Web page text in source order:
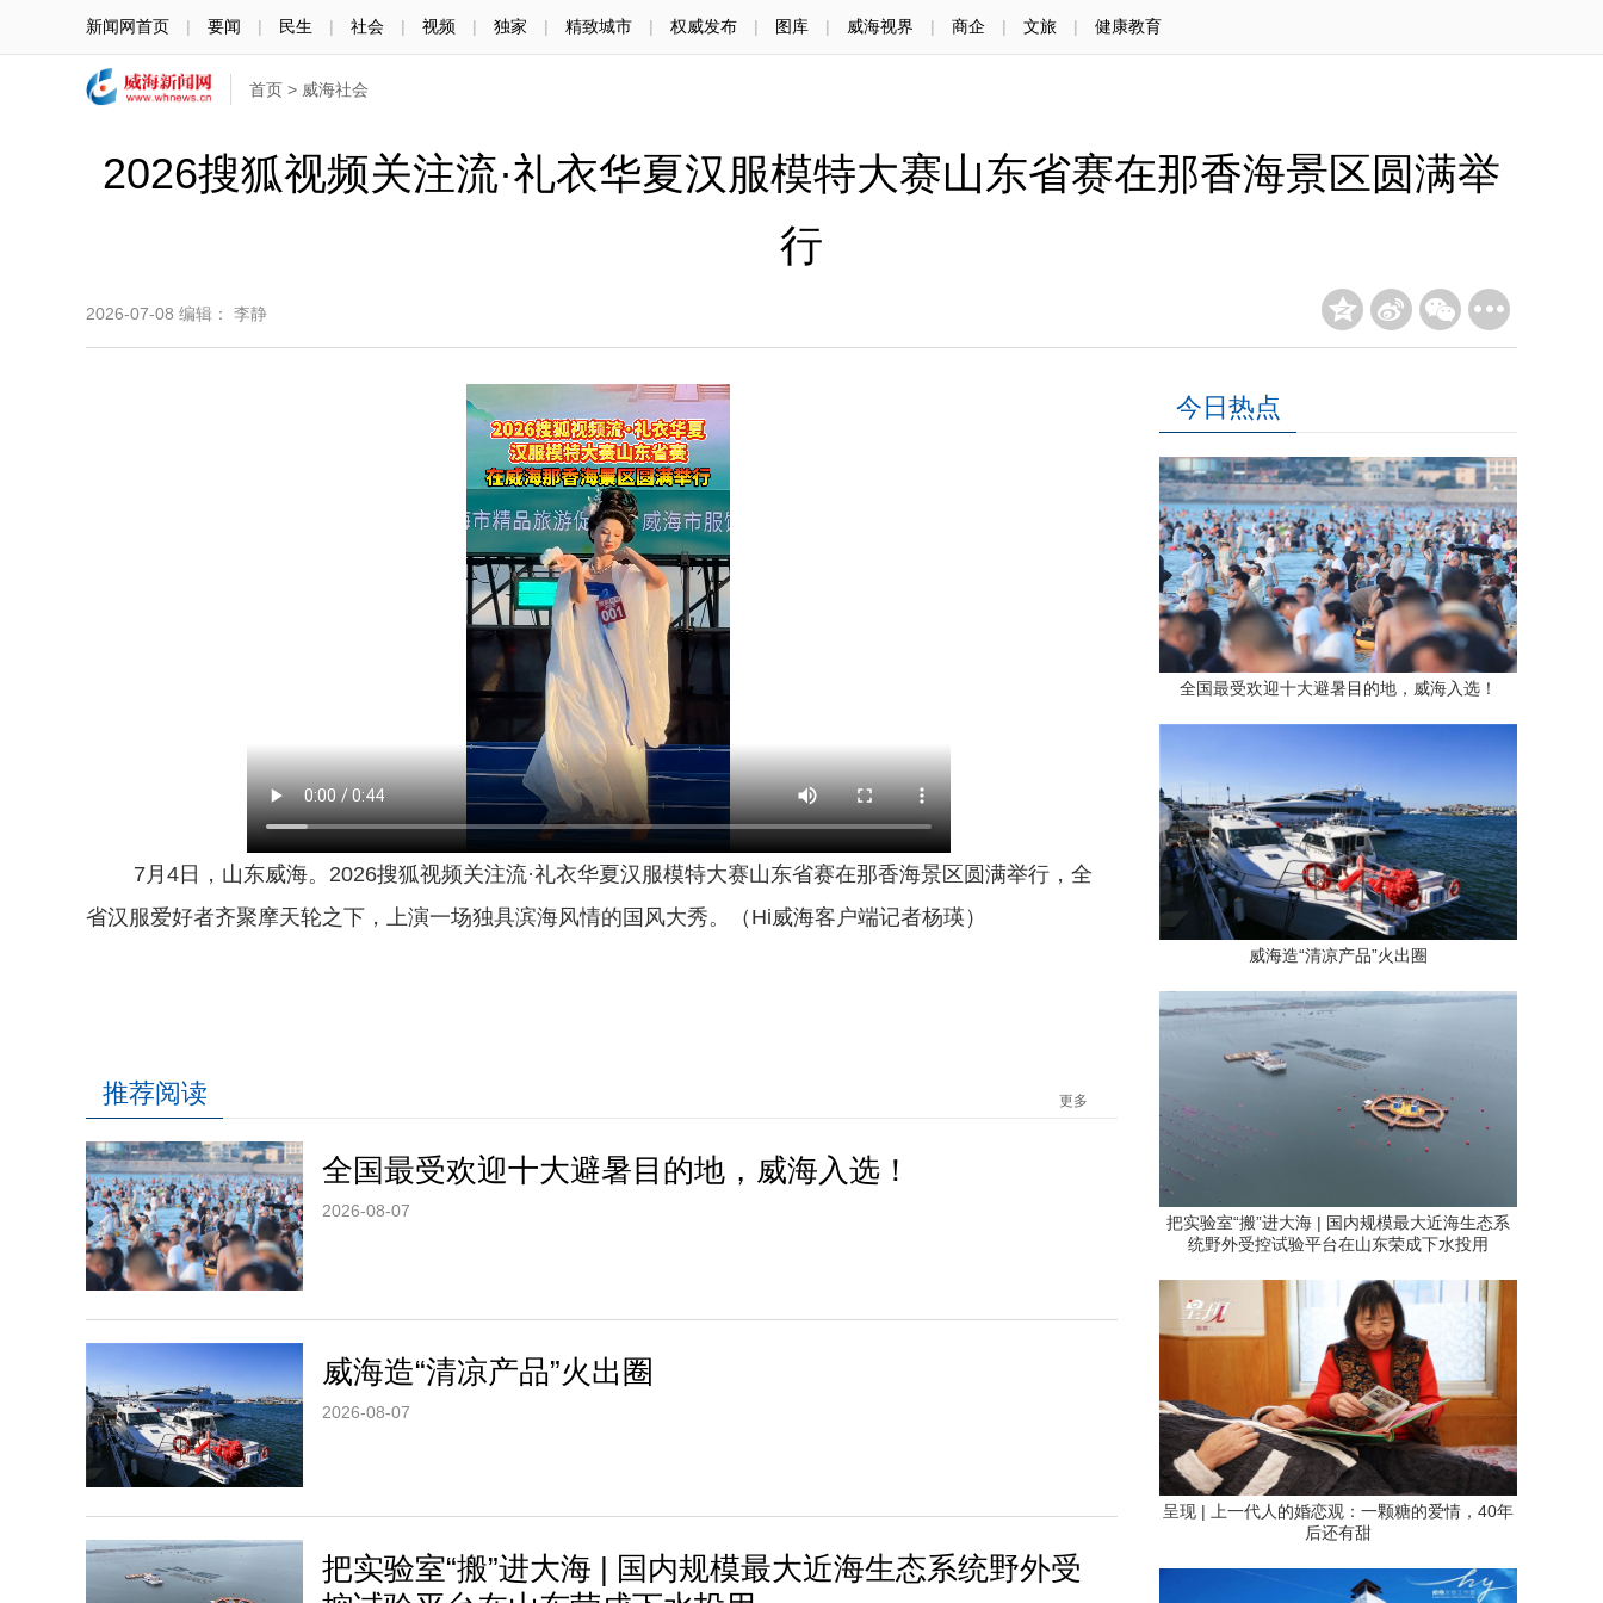
新闻网首页 | 要闻 | 民生 | 社会 | 视频 | 独家 | 精致城市 | 权威发布 | 图库 | 威海视界 | 商企 | 文旅 | 健康教育
首页 > 威海社会
2026搜狐视频关注流·礼衣华夏汉服模特大赛山东省赛在那香海景区圆满举
行
2026-07-08 编辑： 李静
7月4日，山东威海。2026搜狐视频关注流·礼衣华夏汉服模特大赛山东省赛在那香海景区圆满举行，全
省汉服爱好者齐聚摩天轮之下，上演一场独具滨海风情的国风大秀。（Hi威海客户端记者杨瑛）
推荐阅读 更多
全国最受欢迎十大避暑目的地，威海入选！
2026-08-07
威海造“清凉产品”火出圈
2026-08-07
把实验室“搬”进大海 | 国内规模最大近海生态系统野外受
今日热点
全国最受欢迎十大避暑目的地，威海入选！
威海造“清凉产品”火出圈
把实验室“搬”进大海 | 国内规模最大近海生态系
统野外受控试验平台在山东荣成下水投用
呈现 | 上一代人的婚恋观：一颗糖的爱情，40年
后还有甜